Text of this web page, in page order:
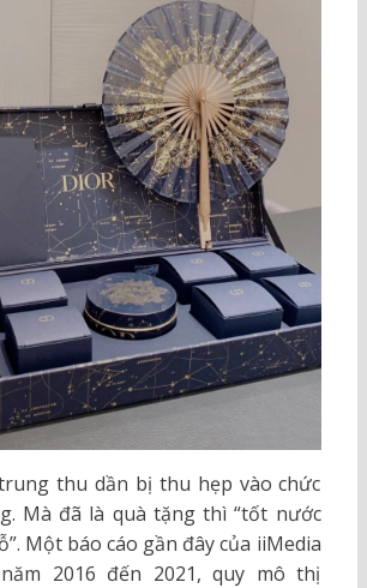
thu dần bị thu hẹp vào chức
Mà đã là quà tặng thì “tốt nước
Một báo cáo gần đây của iiMedia
2016 đến 2021, quy mô thị